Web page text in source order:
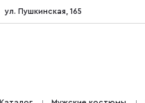
ул. Пушкинская, 165